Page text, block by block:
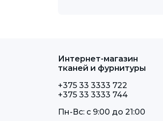
Интернет-магазин
тканей и фурнитуры
+375 33 3333 722
+375 33 3333 744
Пн-Вс: c 9:00 до 21:00